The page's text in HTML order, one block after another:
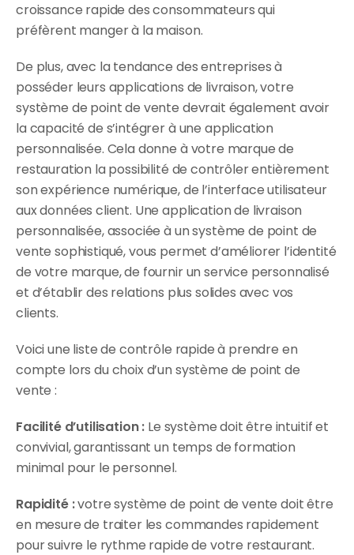
croissance rapide des consommateurs qui
préfèrent manger à la maison.
De plus, avec la tendance des entreprises à
posséder leurs applications de livraison, votre
système de point de vente devrait également avoir
la capacité de s’intégrer à une application
personnalisée. Cela donne à votre marque de
restauration la possibilité de contrôler entièrement
son expérience numérique, de l’interface utilisateur
aux données client. Une application de livraison
personnalisée, associée à un système de point de
vente sophistiqué, vous permet d’améliorer l’identité
de votre marque, de fournir un service personnalisé
et d’établir des relations plus solides avec vos
clients.
Voici une liste de contrôle rapide à prendre en
compte lors du choix d’un système de point de
vente :
Facilité d’utilisation : Le système doit être intuitif et
convivial, garantissant un temps de formation
minimal pour le personnel.
Rapidité : votre système de point de vente doit être
en mesure de traiter les commandes rapidement
pour suivre le rythme rapide de votre restaurant.